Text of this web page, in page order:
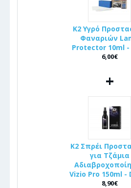
K2 Υγρό
Φαναριών
Protector 10ml -
6,00€
+
K2 Σπρέι
για Τζάμια
Vizio Pro 150ml -
8,90€